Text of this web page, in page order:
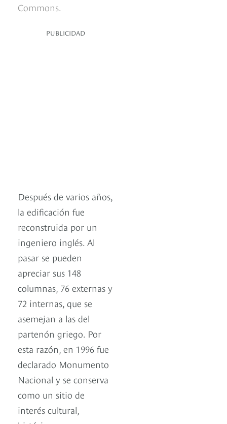
Commons.
PUBLICIDAD
Después de varios años,
la edificación fue
reconstruida por un
ingeniero inglés. Al
pasar se pueden
apreciar sus 148
columnas, 76 externas y
72 internas, que se
asemejan a las del
partenón griego. Por
esta razón, en 1996 fue
declarado Monumento
Nacional y se conserva
como un sitio de
interés cultural,